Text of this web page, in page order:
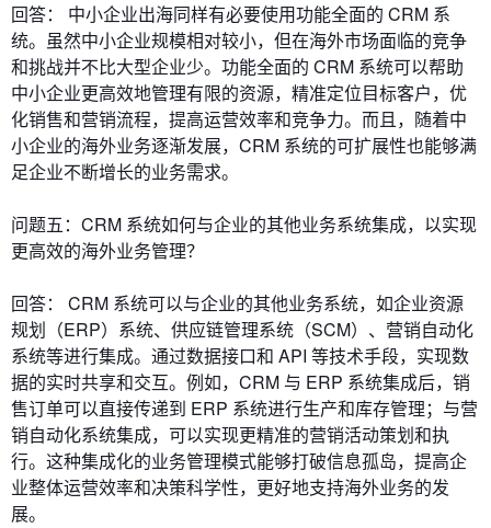
回答： 中小企业出海同样有必要使用功能全面的 CRM 系
统。虽然中小企业规模相对较小，但在海外市场面临的竞争
和挑战并不比大型企业少。功能全面的 CRM 系统可以帮助
中小企业更高效地管理有限的资源，精准定位目标客户，优
化销售和营销流程，提高运营效率和竞争力。而且，随着中
小企业的海外业务逐渐发展，CRM 系统的可扩展性也能够满
足企业不断增长的业务需求。
问题五：CRM 系统如何与企业的其他业务系统集成，以实现
更高效的海外业务管理？
回答： CRM 系统可以与企业的其他业务系统，如企业资源
规划（ERP）系统、供应链管理系统（SCM）、营销自动化
系统等进行集成。通过数据接口和 API 等技术手段，实现数
据的实时共享和交互。例如，CRM 与 ERP 系统集成后，销
售订单可以直接传递到 ERP 系统进行生产和库存管理；与营
销自动化系统集成，可以实现更精准的营销活动策划和执
行。这种集成化的业务管理模式能够打破信息孤岛，提高企
业整体运营效率和决策科学性，更好地支持海外业务的发
展。